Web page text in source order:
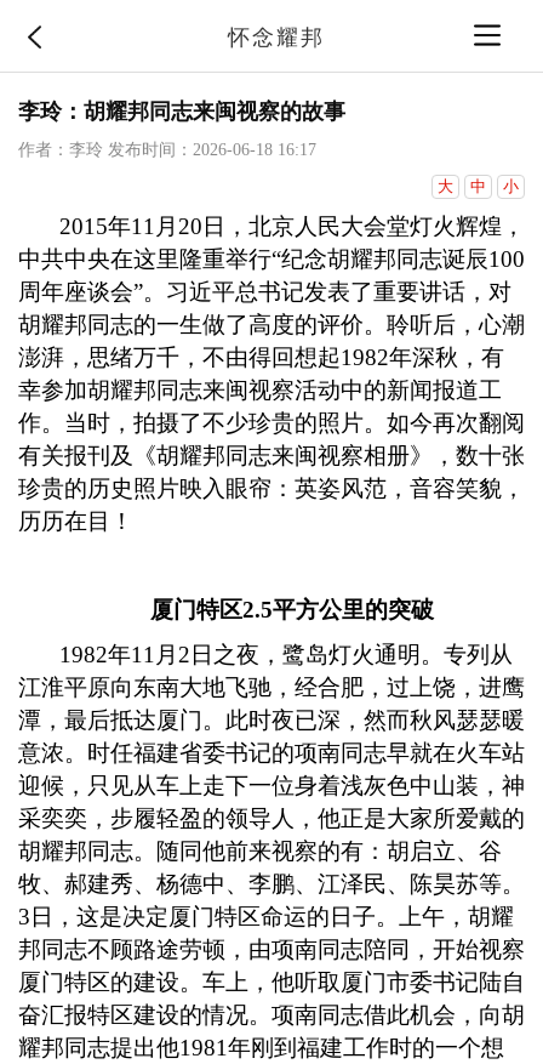
怀念耀邦
李玲：胡耀邦同志来闽视察的故事
作者：李玲 发布时间：2026-06-18 16:17
大
中 小
2015年11 月 20 日，北京人民大会堂灯火辉煌，
中共中央在这里隆重举行“纪念胡耀邦同志诞辰100
周年座谈会”。习近平总书记发表了重要讲话，对
胡耀邦同志的一生做了高度的评价。聆听后，心潮
澎湃，思绪万千，不由得回想起1982年深秋，有
幸参加胡耀邦同志来闽视察活动中的新闻报道工
作。当时，拍摄了不少珍贵的照片。如今再次翻阅
有关报刊及《胡耀邦同志来闽视察相册》，数十张
珍贵的历史照片映入眼帘：英姿风范，音容笑貌，
历历在目！
厦门特区2.5平方公里的突破
1982年11 月 2 日之夜，鹭岛灯火通明。专列从
江淮平原向东南大地飞驰，经合肥，过上饶，进鹰
潭，最后抵达厦门。此时夜已深，然而秋风瑟瑟暖
意浓。时任福建省委书记的项南同志早就在火车站
迎候，只见从车上走下一位身着浅灰色中山装，神
采奕奕，步履轻盈的领导人，他正是大家所爱戴的
胡耀邦同志。随同他前来视察的有：胡启立、谷
牧、郝建秀、杨德中、李鹏、江泽民、陈昊苏等。
3 日，这是决定厦门特区命运的日子。上午，胡耀
邦同志不顾路途劳顿，由项南同志陪同，开始视察
厦门特区的建设。车上，他听取厦门市委书记陆自
奋汇报特区建设的情况。项南同志借此机会，向胡
耀邦同志提出他1981年刚到福建工作时的一个想